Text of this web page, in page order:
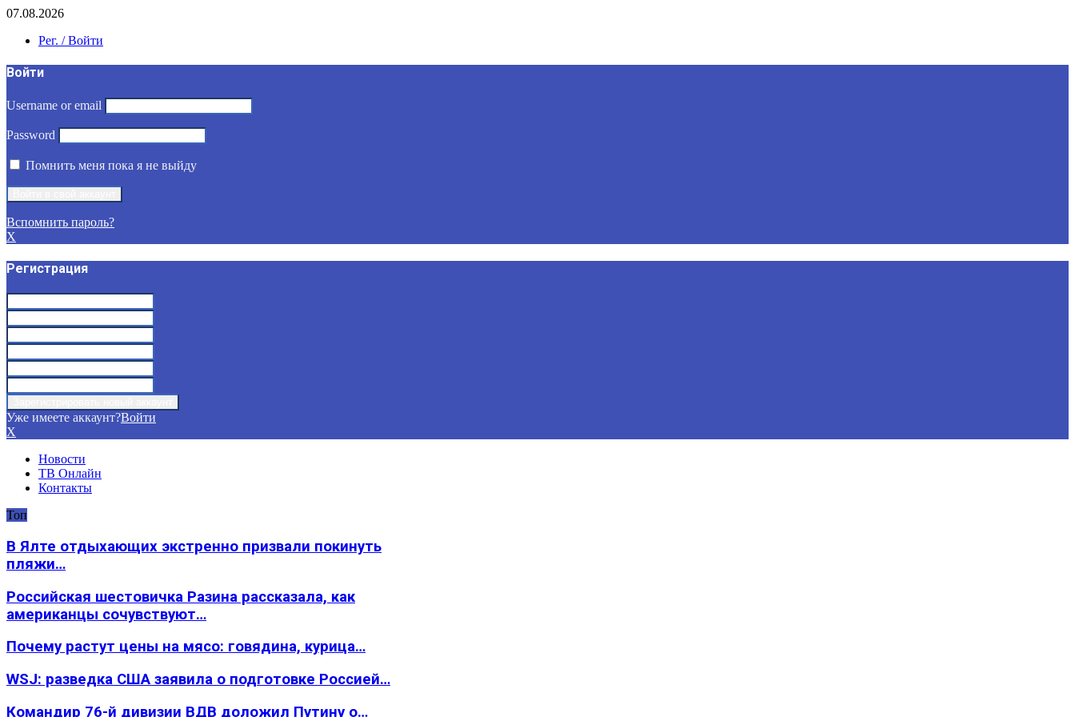
07.08.2026
Рег. / Войти
Войти
Username or email
Password
Помнить меня пока я не выйду
Вспомнить пароль?
X
Регистрация
Уже имеете аккаунт?Войти
X
Новости
ТВ Онлайн
Контакты
Топ
В Ялте отдыхающих экстренно призвали покинуть
пляжи…
Российская шестовичка Разина рассказала, как
американцы сочувствуют…
Почему растут цены на мясо: говядина, курица…
WSJ: разведка США заявила о подготовке Россией…
Командир 76-й дивизии ВДВ доложил Путину о…